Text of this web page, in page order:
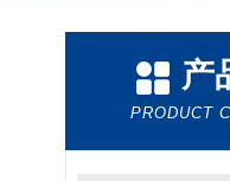
产
PRODUCT